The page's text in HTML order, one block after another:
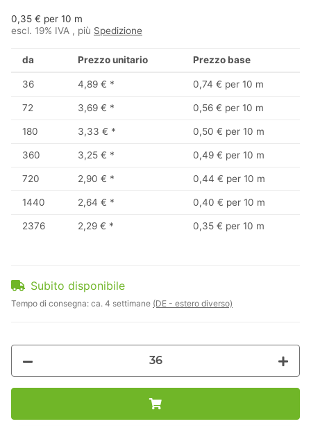
0,35 € per 10 m
escl. 19% IVA , più Spedizione
da Prezzo unitario Prezzo base
36 4,89 € * 0,74 € per 10 m
72 3,69 € * 0,56 € per 10 m
180 3,33 € * 0,50 € per 10 m
360 3,25 € * 0,49 € per 10 m
720 2,90 € * 0,44 € per 10 m
1440 2,64 € * 0,40 € per 10 m
2376 2,29 € * 0,35 € per 10 m
Subito disponibile
Tempo di consegna: ca. 4 settimane (DE - estero diverso)